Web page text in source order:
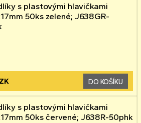
s plastovými hlavičkami
50ks zelené; J638GR-
DO KOŠÍKU
s plastovými hlavičkami
50ks červené; J638R-50phk